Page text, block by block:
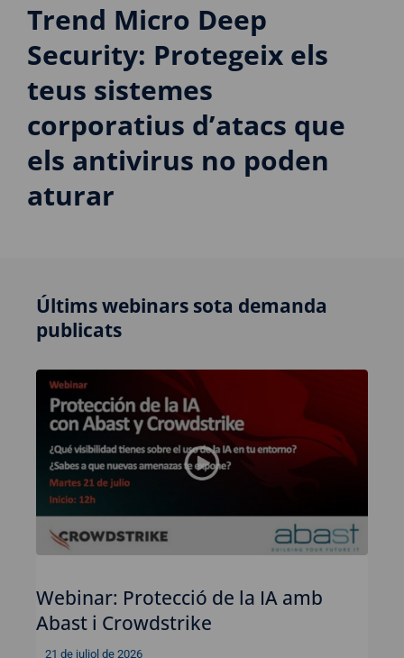
Trend Micro Deep
Security: Protegeix els
teus sistemes
corporatius d’atacs que
els antivirus no poden
aturar
Últims webinars sota demanda
publicats
Webinar: Protecció de la IA amb
Abast i Crowdstrike
21 de juliol de 2026